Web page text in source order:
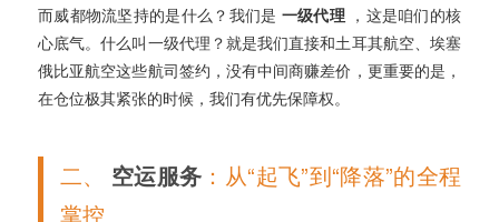
而威都物流坚持的是什么？我们是 一级代理 ，这是咱们的核
心底气。什么叫一级代理？就是我们直接和土耳其航空、埃塞
俄比亚航空这些航司签约，没有中间商赚差价，更重要的是，
在仓位极其紧张的时候，我们有优先保障权。
二、 空运服务 ：从“起飞”到“降落”的全程
掌控